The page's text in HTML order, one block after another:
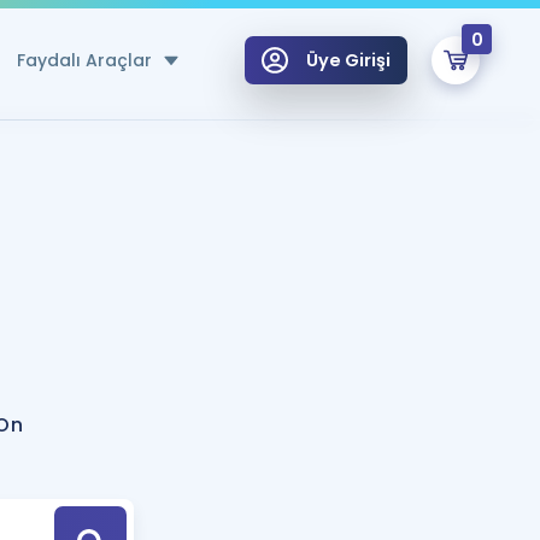
Faydalı Araçlar
Hesaplama Aracı
için Öneriler
Tek Takvimde
Üye Girişi
0